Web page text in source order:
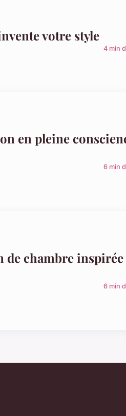
votre style
4 min
en pleine
6 min
de chambre
6 min